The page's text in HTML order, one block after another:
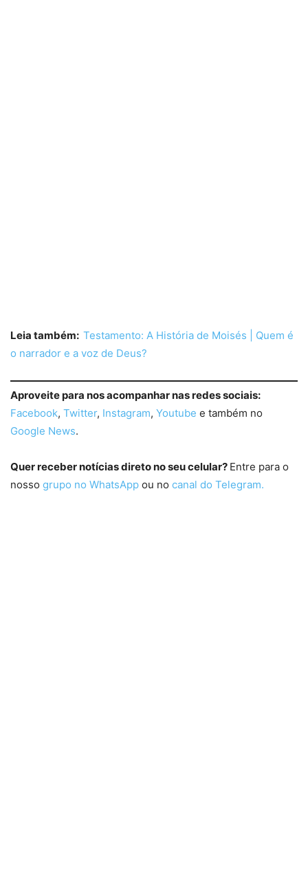
Leia também: Testamento: A História de Moisés | Quem é
o narrador e a voz de Deus?
Aproveite para nos acompanhar nas redes sociais:
Facebook, Twitter, Instagram, Youtube e também no
Google News.
Quer receber notícias direto no seu celular? Entre para o
nosso grupo no WhatsApp ou no canal do Telegram.